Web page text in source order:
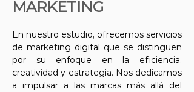
MARKETING
En nuestro estudio, ofrecemos servicios
de marketing digital que se distinguen
por su enfoque en la eficiencia,
creatividad y estrategia. Nos dedicamos
a impulsar a las marcas más allá del